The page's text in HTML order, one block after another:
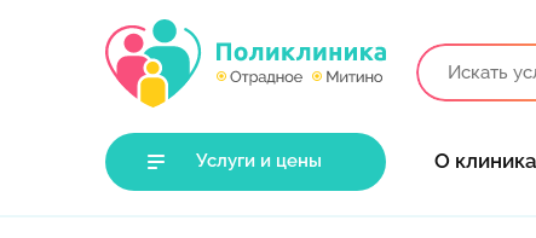
Услуги и цены О